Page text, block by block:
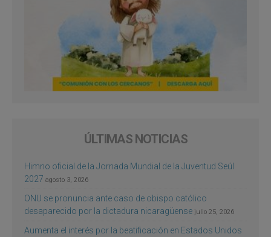
ÚLTIMAS NOTICIAS
Himno oficial de la Jornada Mundial de la Juventud Seúl
2027 agosto 3, 2026
ONU se pronuncia ante caso de obispo católico
desaparecido por la dictadura nicaragüense julio 25, 2026
Aumenta el interés por la beatificación en Estados Unidos